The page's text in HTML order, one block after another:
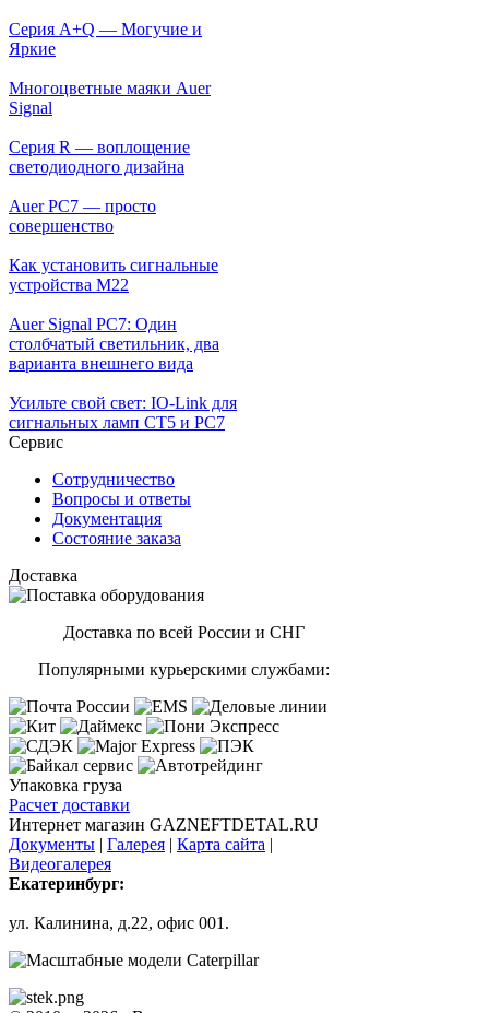
Серия A+Q — Могучие и
Яркие
Многоцветные маяки Auer
Signal
Серия R — воплощение
светодиодного дизайна
Auer PC7 — просто
совершенство
Как установить сигнальные
устройства М22
Auer Signal PC7: Один
столбчатый светильник, два
варианта внешнего вида
Усильте свой свет: IO-Link для
сигнальных ламп CT5 и PC7
Сервис
Сотрудничество
Вопросы и ответы
Документация
Состояние заказа
Доставка
Доставка по всей России и СНГ
Популярными курьерскими службами:
Упаковка груза
Расчет доставки
Интернет магазин GAZNEFTDETAL.RU
Документы | Галерея | Карта сайта |
Видеогалерея
Екатеринбург:
ул. Калинина, д.22, офис 001.